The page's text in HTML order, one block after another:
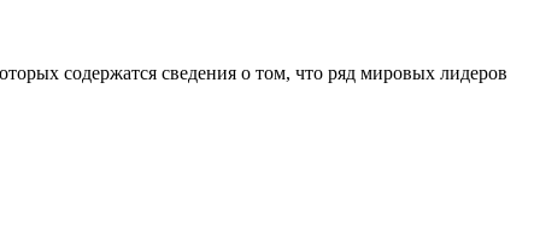
содержатся сведения о том, что ряд мировых лидеров